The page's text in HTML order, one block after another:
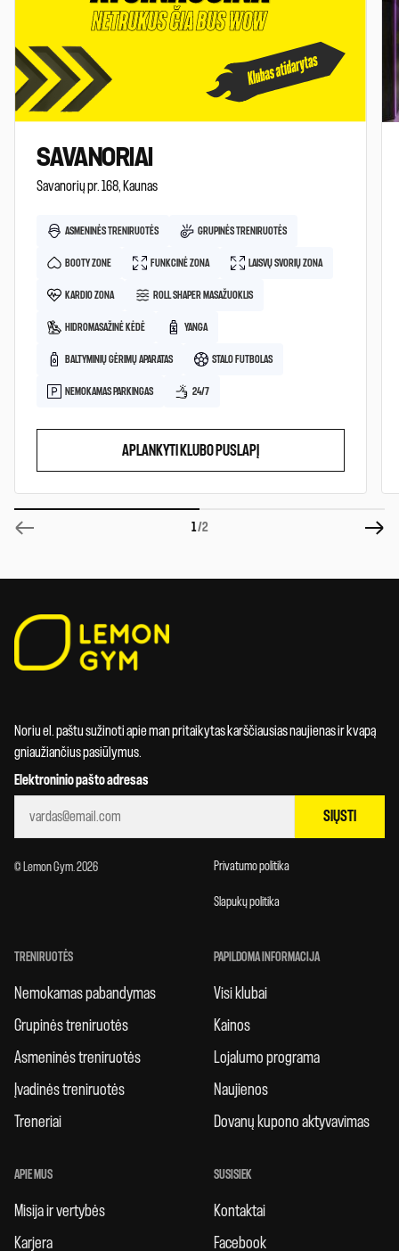
SAVANORIAI
Savanorių pr. 168, Kaunas
ASMENINĖS TRENIRUOTĖS GRUPINĖS TRENIRUOTĖS
BOOTY ZONE FUNKCINĖ ZONA LAISVŲ SVORIŲ ZONA
KARDIO ZONA ROLL SHAPER MASAŽUOKLIS
HIDROMASAŽINĖ KĖDĖ YANGA
BALTYMINIŲ GĖRIMŲ APARATAS STALO FUTBOLAS
NEMOKAMAS PARKINGAS 24/7
APLANKYTI KLUBO PUSLAPĮ
1/2
Noriu el. paštu sužinoti apie man pritaikytas karščiausias naujienas ir kvapą
gniaužiančius pasiūlymus.
Elektroninio pašto adresas
SIŲSTI
© Lemon Gym. 2026 Privatumo politika
Slapukų politika
TRENIRUOTĖS
Nemokamas pabandymas
Grupinės treniruotės
Asmeninės treniruotės
Įvadinės treniruotės
Treneriai
PAPILDOMA INFORMACIJA
Visi klubai
Kainos
Lojalumo programa
Naujienos
Dovanų kupono aktyvavimas
APIE MUS
Misija ir vertybės
Karjera
SUSISIEK
Kontaktai
Facebook